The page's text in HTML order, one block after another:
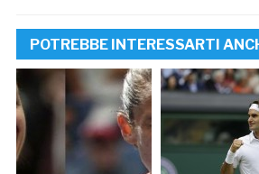
POTREBBE INTERESSARTI